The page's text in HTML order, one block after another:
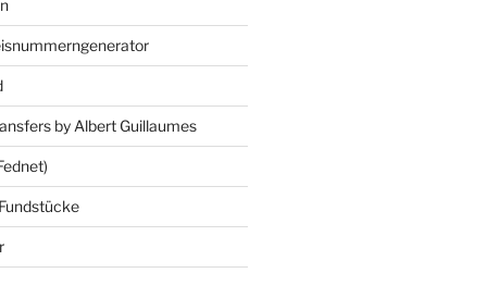
by Albert Guillaumes